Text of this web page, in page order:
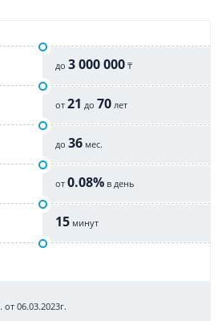
до 3 000 000 ₸
от 21 до 70 лет
до 36 мес.
от 0.08% в день
15 минут
06.03.2023г.